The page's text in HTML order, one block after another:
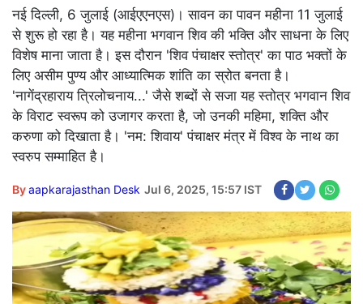
नई दिल्ली, 6 जुलाई (आईएएनएस)। सावन का पावन महीना 11 जुलाई
से शुरू हो रहा है। यह महीना भगवान शिव की भक्ति और साधना के लिए
विशेष माना जाता है। इस दौरान 'शिव पंचाक्षर स्तोत्र' का पाठ भक्तों के
लिए असीम पुण्य और आध्यात्मिक शांति का स्रोत बनता है।
'नागेंद्रहाराय त्रिलोचनाय...' जैसे शब्दों से सजा यह स्तोत्र भगवान शिव
के विराट स्वरूप को उजागर करता है, जो उनकी महिमा, शक्ति और
करुणा को दिखाता है। 'नम: शिवाय' पंचाक्षर मंत्र में विश्व के नाथ का
स्वरुप सम्माहित है।
Byaapkarajasthan Desk Jul 6, 2025, 15:57 IST